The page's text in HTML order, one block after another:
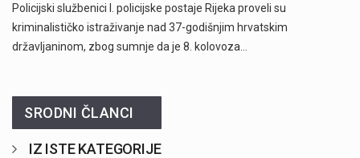
Policijski službenici I. policijske postaje Rijeka proveli su
kriminalističko istraživanje nad 37-godišnjim hrvatskim
državljaninom, zbog sumnje da je 8. kolovoza…
SRODNI ČLANCI
IZ ISTE KATEGORIJE